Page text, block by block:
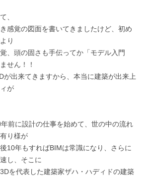
、
感覚の図面を書いてきましたけど、初め
り
、頭の固さも手伝ってか「モデル入門
せん！！
が出来てきますから、本当に建築が出来上
が
前に設計の仕事を始めて、世の中の流れ
り様が
10年もすればBIMは常識になり、さらに
し、そこに
を代表した建築家ザハ・ハディドの建築